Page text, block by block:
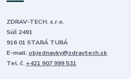
ZDRAV-TECH. s.r.o.
Súš 2491
916 01 STARÁ TURÁ
E-mail: objednavky@zdravtech.sk
Tel. č. +421 907 999 531